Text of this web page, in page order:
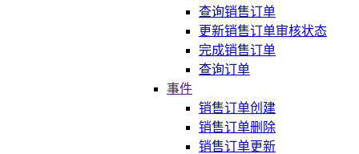
查询销售订单
更新销售订单审核状态
完成销售订单
查询订单
事件
销售订单创建
销售订单删除
销售订单更新